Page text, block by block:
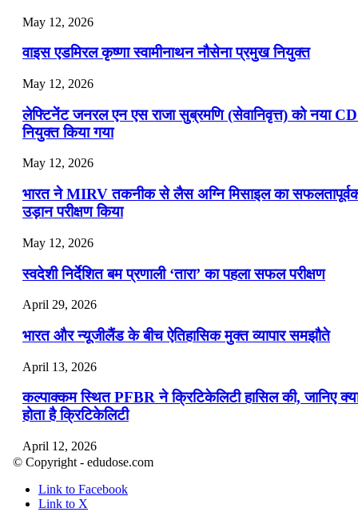
May 12, 2026
वाइस एडमिरल कृष्णा स्वामीनाथन नौसेना प्रमुख नियुक्त
May 12, 2026
लेफ्टिनेंट जनरल एन एस राजा सुब्रमणि (सेवानिवृत्त) को नया
नियुक्त किया गया
May 12, 2026
भारत ने MIRV तकनीक से लैस अग्नि मिसाइल का
उड़ान परीक्षण किया
May 12, 2026
स्वदेशी निर्देशित बम प्रणाली ‘तारा’ का पहला सफल परीक्षण
April 29, 2026
भारत और न्यूजीलैंड के बीच ऐतिहासिक मुक्त व्यापार समझौते
April 13, 2026
कल्पाक्कम स्थित PFBR ने क्रिटिकेलिटी हासिल की, जानिए
होता है क्रिटिकेलिटी
April 12, 2026
April 9, 2026
© Copyright - edudose.com
Link to Facebook
Link to X